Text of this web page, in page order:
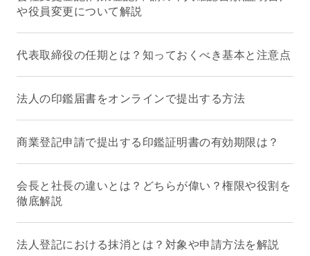
や役員変更について解説
代表取締役の任期とは？知っておくべき基本と注意点
法人の印鑑届書をオンラインで提出する方法
商業登記申請で提出する印鑑証明書の有効期限は？
会長と社長の違いとは？どちらが偉い？権限や役割を
徹底解説
法人登記における抹消とは？対象や申請方法を解説